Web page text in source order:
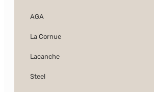
AGA
La Cornue
Lacanche
Steel